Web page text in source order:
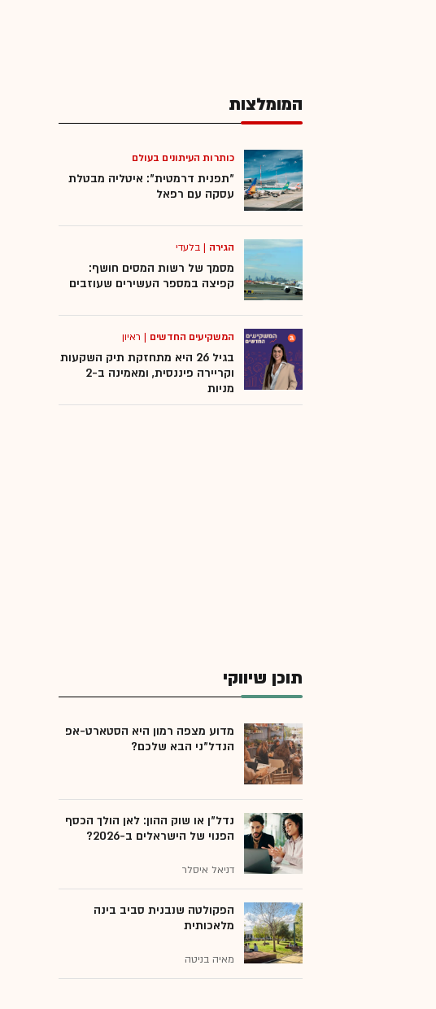
המומלצות
כותרות העיתונים בעולם
"תפנית דרמטית": איטליה מבטלת
עסקה עם רפאל
הגירה |בלעדי
מסמך של רשות המסים חושף:
קפיצה במספר העשירים שעוזבים
המשקיעים החדשים | ראיון
בגיל 26 היא מתחזקת תיק השקעות
וקריירה פיננסית, ומאמינה ב-2
מניות
תוכן שיווקי
מדוע מצפה רמון היא הסטארט-אפ
הנדל"ני הבא שלכם?
נדל"ן או שוק ההון: לאן הולך הכסף
הפנוי של הישראלים ב-2026?
דניאל איסלר
הפקולטה שנבנית סביב בינה
מלאכותית
מאיה בניטה